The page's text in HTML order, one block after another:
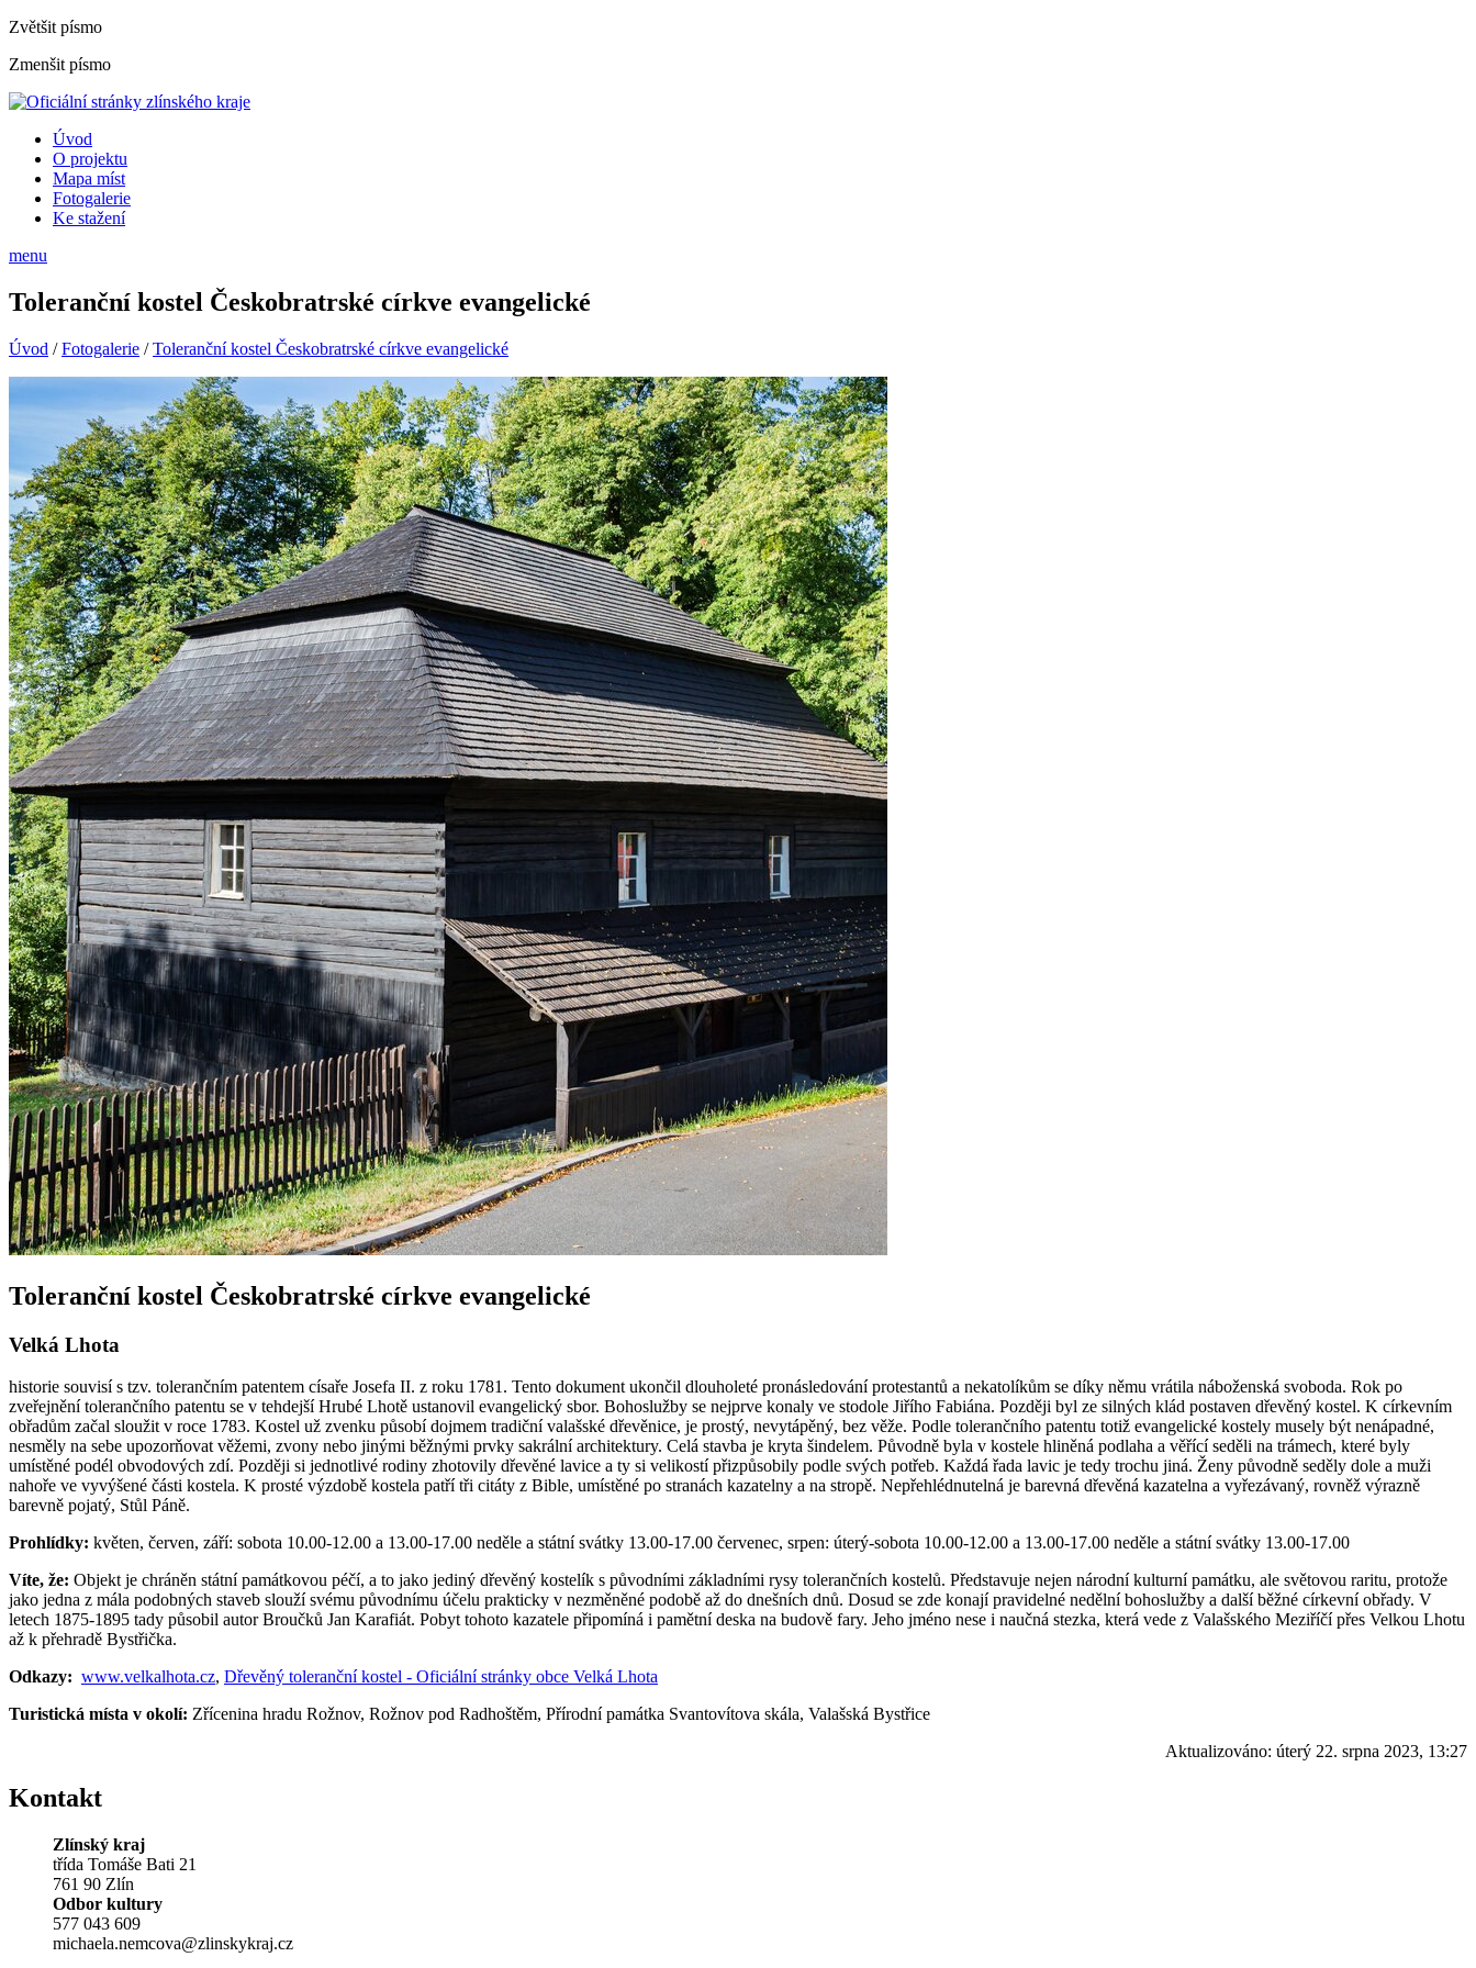
Zvětšit písmo
Zmenšit písmo
Úvod
O projektu
Mapa míst
Fotogalerie
Ke stažení
menu
Toleranční kostel Českobratrské církve evangelické
Úvod /Fotogalerie /Toleranční kostel Českobratrské církve evangelické
Toleranční kostel Českobratrské církve evangelické
Velká Lhota
historie souvisí s tzv. tolerančním patentem císaře Josefa II. z roku 1781. Tento dokument ukončil dlouholeté pronásledování protestantů a nekatolíkům se díky němu vrátila náboženská svoboda. Rok po
zveřejnění tolerančního patentu se v tehdejší Hrubé Lhotě ustanovil evangelický sbor. Bohoslužby se nejprve konaly ve stodole Jiřího Fabiána. Později byl ze silných klád postaven dřevěný kostel. K církevním
obřadům začal sloužit v roce 1783. Kostel už zvenku působí dojmem tradiční valašské dřevěnice, je prostý, nevytápěný, bez věže. Podle tolerančního patentu totiž evangelické kostely musely být nenápadné,
nesměly na sebe upozorňovat věžemi, zvony nebo jinými běžnými prvky sakrální architektury. Celá stavba je kryta šindelem. Původně byla v kostele hliněná podlaha a věřící seděli na trámech, které byly
umístěné podél obvodových zdí. Později si jednotlivé rodiny zhotovily dřevěné lavice a ty si velikostí přizpůsobily podle svých potřeb. Každá řada lavic je tedy trochu jiná. Ženy původně seděly dole a muži
nahoře ve vyvýšené části kostela. K prosté výzdobě kostela patří tři citáty z Bible, umístěné po stranách kazatelny a na stropě. Nepřehlédnutelná je barevná dřevěná kazatelna a vyřezávaný, rovněž výrazně
barevně pojatý, Stůl Páně.
Prohlídky: květen, červen, září: sobota 10.00-12.00 a 13.00-17.00 neděle a státní svátky 13.00-17.00 červenec, srpen: úterý-sobota 10.00-12.00 a 13.00-17.00 neděle a státní svátky 13.00-17.00
Víte, že: Objekt je chráněn státní památkovou péčí, a to jako jediný dřevěný kostelík s původními základními rysy tolerančních kostelů. Představuje nejen národní kulturní památku, ale světovou raritu, protože
jako jedna z mála podobných staveb slouží svému původnímu účelu prakticky v nezměněné podobě až do dnešních dnů. Dosud se zde konají pravidelné nedělní bohoslužby a další běžné církevní obřady. V
letech 1875-1895 tady působil autor Broučků Jan Karafiát. Pobyt tohoto kazatele připomíná i pamětní deska na budově fary. Jeho jméno nese i naučná stezka, která vede z Valašského Meziříčí přes Velkou Lhotu
až k přehradě Bystřička.
Odkazy: www.velkalhota.cz, Dřevěný toleranční kostel - Oficiální stránky obce Velká Lhota
Turistická místa v okolí: Zřícenina hradu Rožnov, Rožnov pod Radhoštěm, Přírodní památka Svantovítova skála, Valašská Bystřice
Aktualizováno: úterý 22. srpna 2023, 13:27
Kontakt
Zlínský kraj
třída Tomáše Bati 21
761 90 Zlín
Odbor kultury
577 043 609
michaela.nemcova@zlinskykraj.cz